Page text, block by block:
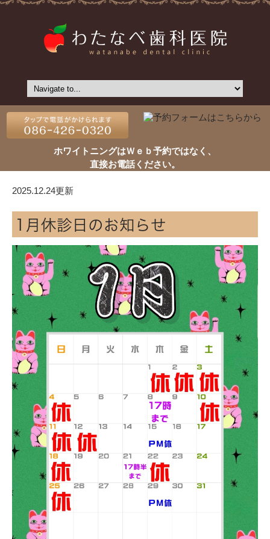
ホワイトニングはＷｅｂ予約ではなく、
直接お電話ください。
2025.12.24更新
1月休診日のお知らせ